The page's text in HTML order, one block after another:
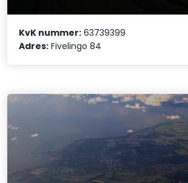
KvK nummer: 63739399
Adres: Fivelingo 84